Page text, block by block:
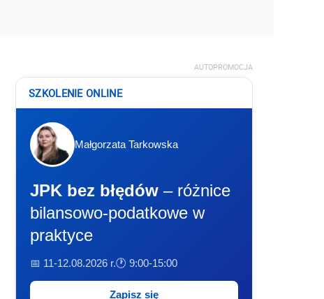
AUTOPROMOCJA
SZKOLENIE ONLINE
Małgorzata Tarkowska
JPK bez błędów – różnice
bilansowo-podatkowe w
praktyce
📅 11-12.08.2026 r.🕐 9:00-15:00
Zapisz się